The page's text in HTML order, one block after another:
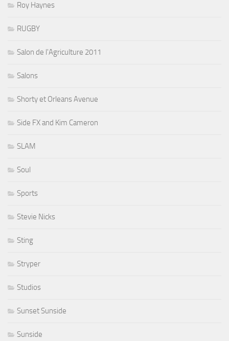
Roy Haynes
RUGBY
Salon de l'Agriculture 2011
Salons
Shorty et Orleans Avenue
Side FX and Kim Cameron
SLAM
Soul
Sports
Stevie Nicks
Sting
Stryper
Studios
Sunset Sunside
Sunside